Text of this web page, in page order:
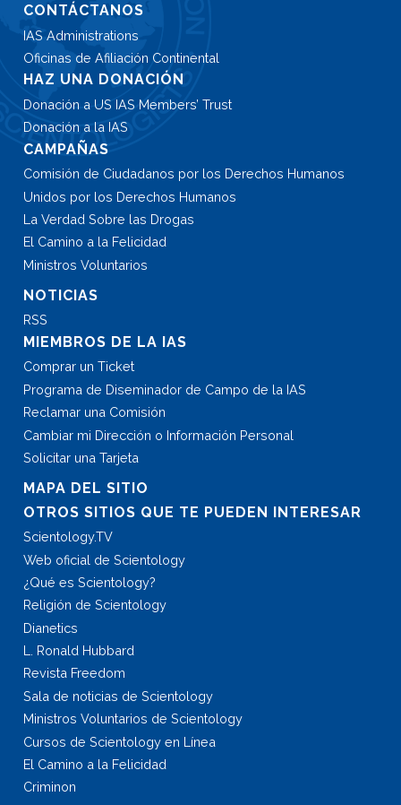
CONTÁCTANOS
IAS Administrations
Oficinas de Afiliación Continental
HAZ UNA DONACIÓN
Donación a US IAS Members’ Trust
Donación a la IAS
CAMPAÑAS
Comisión de Ciudadanos por los Derechos Humanos
Unidos por los Derechos Humanos
La Verdad Sobre las Drogas
El Camino a la Felicidad
Ministros Voluntarios
NOTICIAS
RSS
MIEMBROS DE LA IAS
Comprar un Ticket
Programa de Diseminador de Campo de la IAS
Reclamar una Comisión
Cambiar mi Dirección o Información Personal
Solicitar una Tarjeta
MAPA DEL SITIO
OTROS SITIOS QUE TE PUEDEN INTERESAR
Scientology.TV
Web oficial de Scientology
¿Qué es Scientology?
Religión de Scientology
Dianetics
L. Ronald Hubbard
Revista Freedom
Sala de noticias de Scientology
Ministros Voluntarios de Scientology
Cursos de Scientology en Línea
El Camino a la Felicidad
Criminon